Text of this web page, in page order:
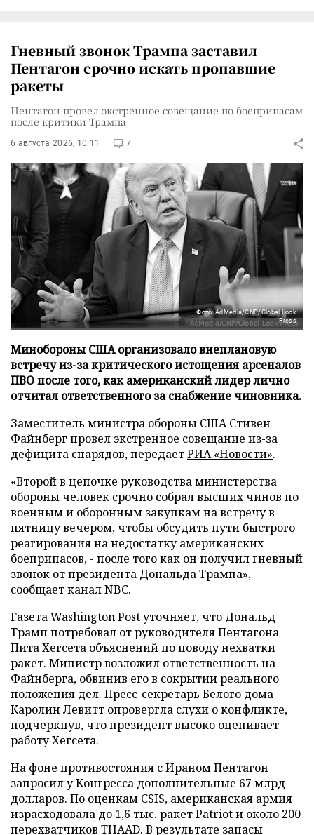
Гневный звонок Трампа заставил
Пентагон срочно искать пропавшие
ракеты
Пентагон провел экстренное совещание по боеприпасам
после критики Трампа
6 августа 2026, 10:11 7
Фото: AdMedia/CNP/Global Look
Press
Минобороны США организовало внеплановую
встречу из-за критического истощения арсеналов
ПВО после того, как американский лидер лично
отчитал ответственного за снабжение чиновника.
Заместитель министра обороны США Стивен
Файнберг провел экстренное совещание из-за
дефицита снарядов, передаетРИА «Новости».
«Второй в цепочке руководства министерства
обороны человек срочно собрал высших чинов по
военным и оборонным закупкам на встречу в
пятницу вечером, чтобы обсудить пути быстрого
реагирования на недостатку американских
боеприпасов, - после того как он получил гневный
звонок от президента Дональда Трампа», –
сообщает канал NBC.
Газета Washington Post уточняет, что Дональд
Трамп потребовал от руководителя Пентагона
Пита Хегсета объяснений по поводу нехватки
ракет. Министр возложил ответственность на
Файнберга, обвинив его в сокрытии реального
положения дел. Пресс-секретарь Белого дома
Каролин Левитт опровергла слухи о конфликте,
подчеркнув, что президент высоко оценивает
работу Хегсета.
На фоне противостояния с Ираном Пентагон
запросил у Конгресса дополнительные 67 млрд
долларов. По оценкам CSIS, американская армия
израсходовала до 1,6 тыс. ракет Patriot и около 200
перехватчиков THAAD. В результате запасы